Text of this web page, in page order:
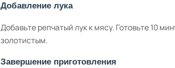
Добавление лука
Добавьте репчатый лук к мясу. Готовьте 10
золотистым.
Завершение приготовления